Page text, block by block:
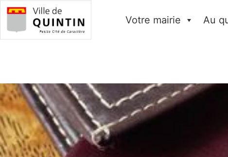
Votre mairie Au